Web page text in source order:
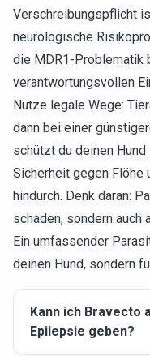
Verschreibungspflicht
neurologische
die MDR1-Problematik
verantwortungsvollen
Nutze legale Wege:
dann bei einer
schützt du deinen
Sicherheit gegen Flöhe
hindurch. Denk daran:
schaden, sondern auch
Ein umfassender
deinen Hund, sondern
Kann ich Bravecto
Epilepsie geben?